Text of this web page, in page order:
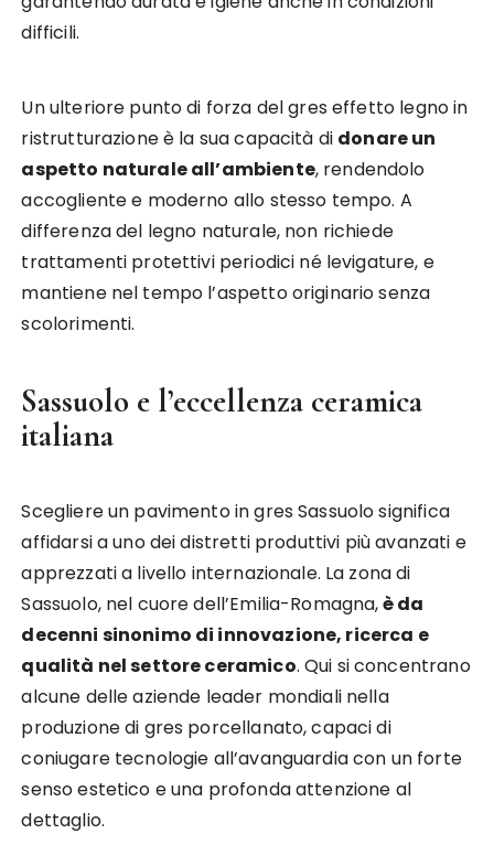
difficili.
Un ulteriore punto di forza del gres effetto legno in
ristrutturazione è la sua capacità di donare un
aspetto naturale all’ambiente, rendendolo
accogliente e moderno allo stesso tempo. A
differenza del legno naturale, non richiede
trattamenti protettivi periodici né levigature, e
mantiene nel tempo l’aspetto originario senza
scolorimenti.
Sassuolo e l’eccellenza ceramica
italiana
Scegliere un pavimento in gres Sassuolo significa
affidarsi a uno dei distretti produttivi più avanzati e
apprezzati a livello internazionale. La zona di
Sassuolo, nel cuore dell’Emilia-Romagna,è da
decenni sinonimo di innovazione, ricerca e
qualità nel settore ceramico. Qui si concentrano
alcune delle aziende leader mondiali nella
produzione di gres porcellanato, capaci di
coniugare tecnologie all’avanguardia con un forte
senso estetico e una profonda attenzione al
dettaglio.